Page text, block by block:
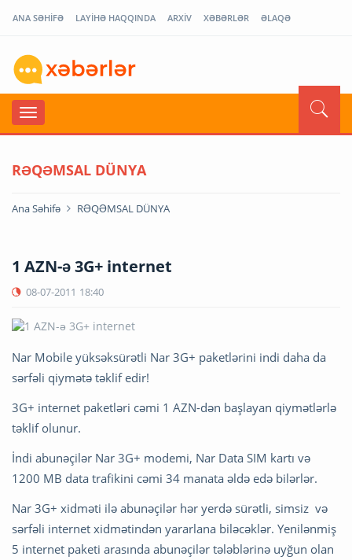
ANA SƏHİFƏ LAYİHƏ HAQQINDA ARXİV XƏBƏRLƏR ƏLAQƏ
RƏQƏMSAL DÜNYA
Ana Səhifə RƏQƏMSAL DÜNYA
1 AZN-ə 3G+ internet
08-07-2011 18:40
Nar Mobile yüksəksürətli Nar 3G+ paketlərini indi daha da
sərfəli qiymətə təklif edir!
3G+ internet paketləri cəmi 1 AZN-dən başlayan qiymətlərlə
təklif olunur.
İndi abunəçilər Nar 3G+ modemi, Nar Data SIM kartı və
1200 MB data trafikini cəmi 34 manata əldə edə bilərlər.
Nar 3G+ xidməti ilə abunəçilər hər yerdə sürətli, simsiz və
sərfəli internet xidmətindən yararlana biləcəklər. Yenilənmiş
5 internet paketi arasında abunəçilər tələblərinə uyğun olan